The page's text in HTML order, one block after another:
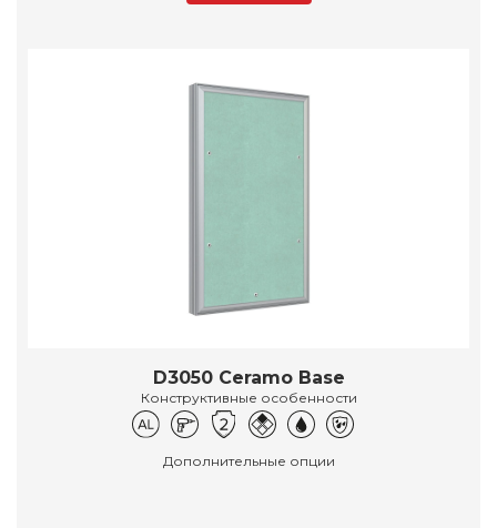
D3050 Ceramo Base
Конструктивные особенности
Дополнительные опции